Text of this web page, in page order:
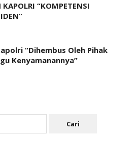
“KOMPETENSI
“Dihembus Oleh Pihak
Kenyamanannya”